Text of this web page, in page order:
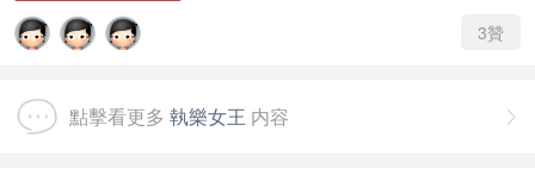
3贊

點擊看更多 執樂女王 内容